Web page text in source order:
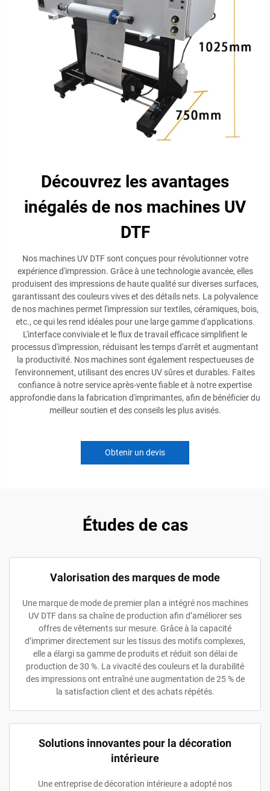
Découvrez les avantages
inégalés de nos machines UV
DTF
Nos machines UV DTF sont conçues pour révolutionner votre
expérience d'impression. Grâce à une technologie avancée, elles
produisent des impressions de haute qualité sur diverses surfaces,
garantissant des couleurs vives et des détails nets. La polyvalence
de nos machines permet l'impression sur textiles, céramiques, bois,
etc., ce qui les rend idéales pour une large gamme d'applications.
L'interface conviviale et le flux de travail efficace simplifient le
processus d'impression, réduisant les temps d'arrêt et augmentant
la productivité. Nos machines sont également respectueuses de
l'environnement, utilisant des encres UV sûres et durables. Faites
confiance à notre service après-vente fiable et à notre expertise
approfondie dans la fabrication d'imprimantes, afin de bénéficier du
meilleur soutien et des conseils les plus avisés.
Obtenir un devis
Études de cas
Valorisation des marques de mode
Une marque de mode de premier plan a intégré nos machines
UV DTF dans sa chaîne de production afin d’améliorer ses
offres de vêtements sur mesure. Grâce à la capacité
d’imprimer directement sur les tissus des motifs complexes,
elle a élargi sa gamme de produits et réduit son délai de
production de 30 %. La vivacité des couleurs et la durabilité
des impressions ont entraîné une augmentation de 25 % de
la satisfaction client et des achats répétés.
Solutions innovantes pour la décoration
intérieure
Une entreprise de décoration intérieure a adopté nos